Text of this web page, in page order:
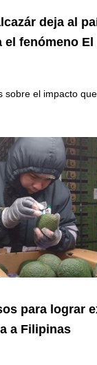
deja al
el fenómeno El
sobre el impacto
para lograr
a Filipinas